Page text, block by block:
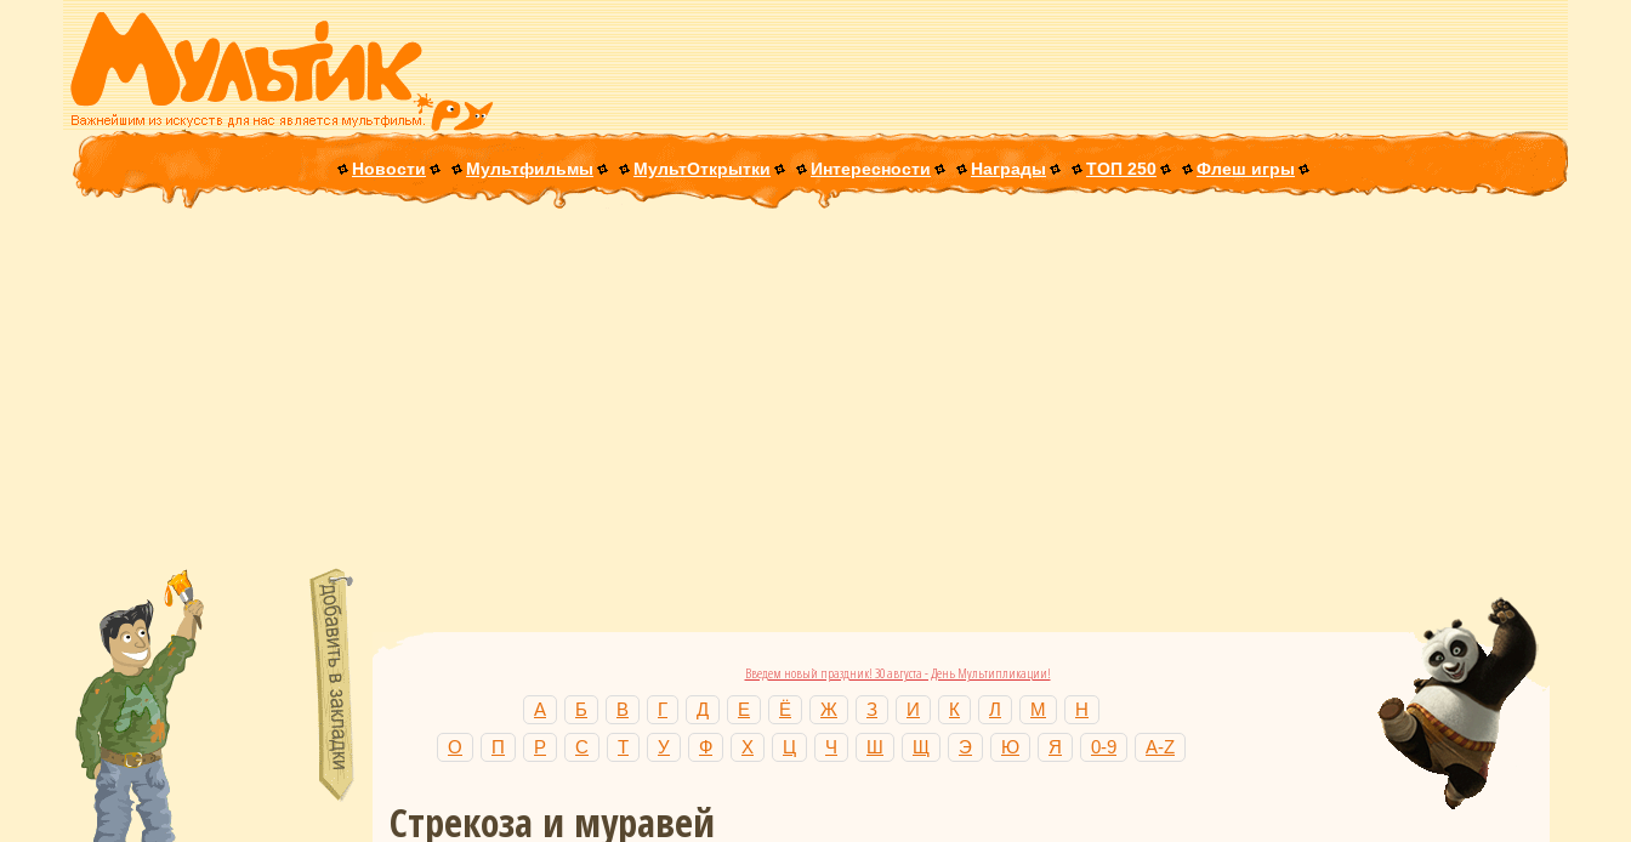
Новости Мультфильмы МультОткрытки Интересности Награды ТОП 250 Флеш игры
Введем новый праздник! 30 августа - День Мультипликации!
А Б В Г Д Е Ё Ж З И К Л М
Н
О
П Р С Т У Ф Х Ц Ч Ш Щ Э Ю Я 0-9 A-Z
Стрекоза и муравей